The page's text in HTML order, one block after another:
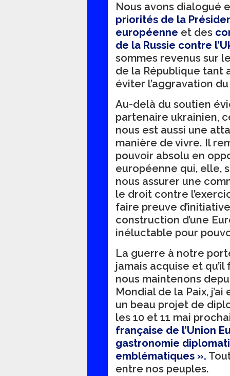
Nous avons dialogué
priorités de la
européenne et des
de la Russie contre
sommes revenus sur
de la République tant
éviter l’aggravation
Au-delà du soutien
partenaire ukrainien,
nous est aussi une
manière de vivre. Il
pouvoir absolu en
européenne qui, elle,
nous assurer une
le droit contre
faire preuve
construction d’une
inéluctable pour
La guerre à notre
jamais acquise et
nous maintenons
Mondial de la Paix,
un beau projet de
les 10 et 11 mai
française de l’Union
gastronomie
emblématiques ».
entre nos peuples.